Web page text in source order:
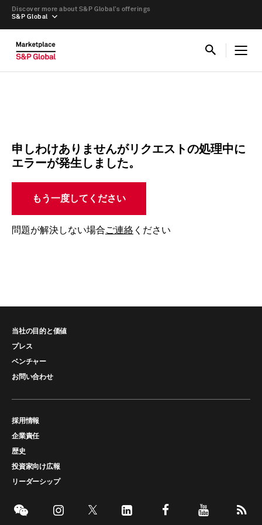
S&P Global
Discover more about S&P Global’s offerings
申しわけありませんがリクエストの処理中に
エラーが発生しました。
もう一度してください
問題が解決しない場合ご連絡 ください
当社の目的と価値
プレス
ベンチャー
お問い合わせ
採用情報
企業責任
歴史
投資家向け広報
リーダーシップ